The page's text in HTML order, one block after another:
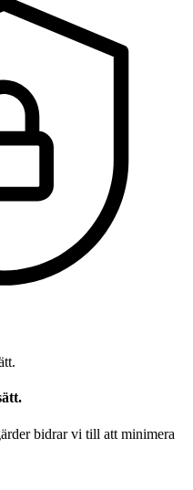
bidrar vi till att minimera